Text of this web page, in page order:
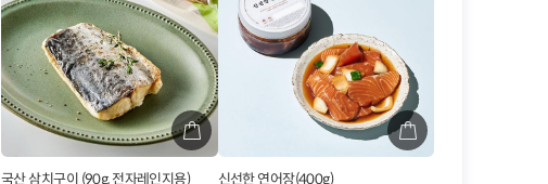
국산 삼치구이 (90g, 전자레인지용) 신선한 연어장(400g)